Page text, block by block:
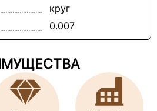
круг
0.007